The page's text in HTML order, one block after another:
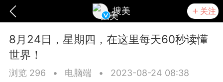
搜美 关注
8月24日，星期四，在这里每天60秒读懂
世界！
浏览 296 • 电脑端 • 2023-08-24 08:38